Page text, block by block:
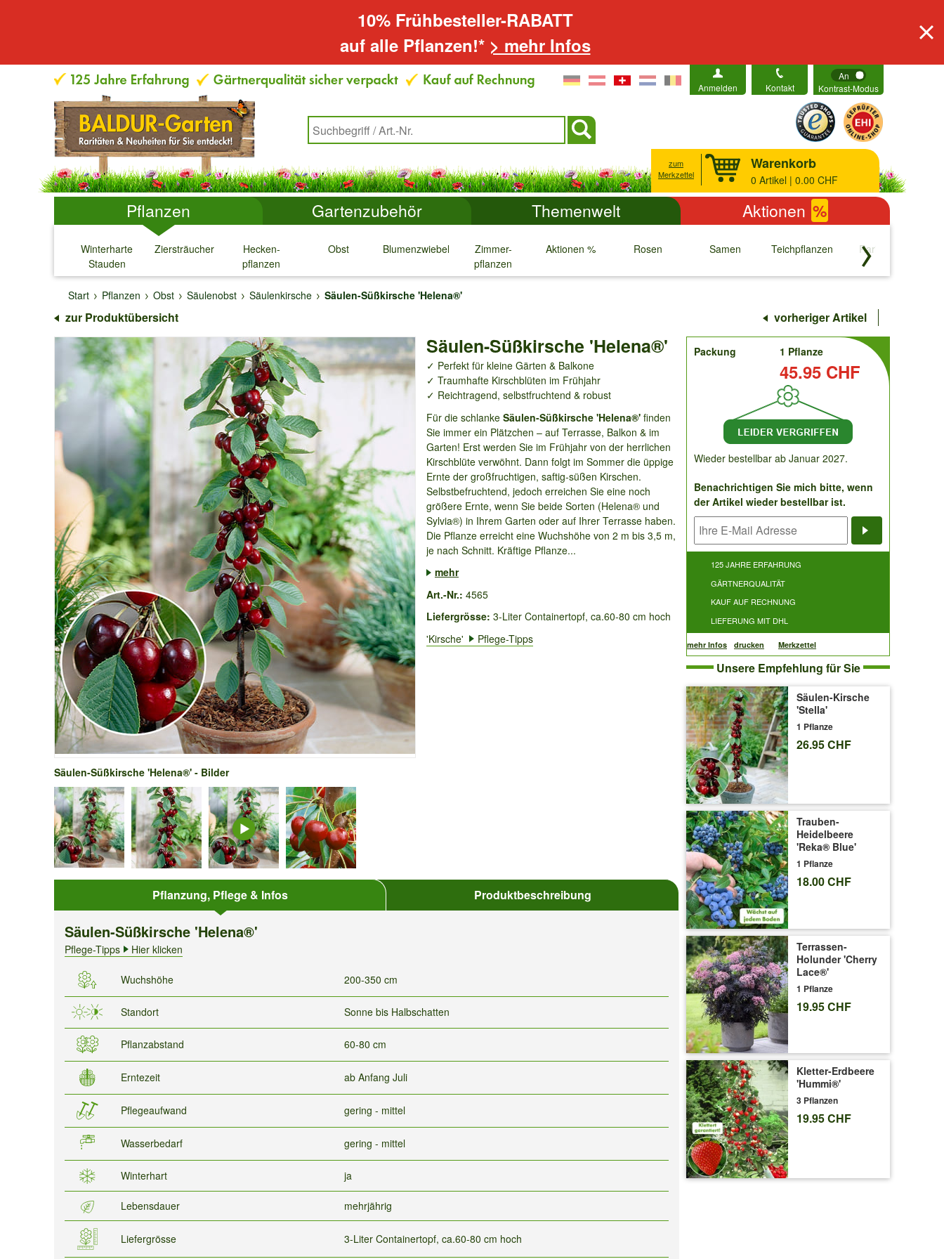
10% Frühbesteller-RABATT
auf alle Pflanzen!* > mehr Infos
Anmelden Kontakt
An
Kontrast-Modus
zum
Merkzettel
Warenkorb
0 Artikel | 0.00 CHF
Pflanzen Gartenzubehör Themenwelt Aktionen %
Winterharte
Stauden
↓
Ziersträucher
↓
Hecken-
pflanzen
↓
Obst
↓
Blumenzwiebeln
↓
Zimmer-
pflanzen
↓
Aktionen %
↓
Rosen
↓
Samen
↓
Teichpflanzen
↓
Raritäten
↓
Start
Pflanzen Obst Säulenobst Säulenkirsche Säulen-Süßkirsche 'Helena®'
zur Produktübersicht vorheriger Artikel
Säulen-Süßkirsche 'Helena®'
✓ Perfekt für kleine Gärten & Balkone
✓ Traumhafte Kirschblüten im Frühjahr
✓ Reichtragend, selbstfruchtend & robust
Für die schlanke Säulen-Süßkirsche 'Helena®'finden
Sie immer ein Plätzchen – auf Terrasse, Balkon & im
Garten! Erst werden Sie im Frühjahr von der herrlichen
Kirschblüte verwöhnt. Dann folgt im Sommer die üppige
Ernte der großfruchtigen, saftig-süßen Kirschen.
Selbstbefruchtend, jedoch erreichen Sie eine noch
größere Ernte, wenn Sie beide Sorten (Helena® und
Sylvia®) in Ihrem Garten oder auf Ihrer Terrasse haben.
Die Pflanze erreicht eine Wuchshöhe von 2 m bis 3,5 m,
je nach Schnitt. Kräftige Pflanze...
mehr
Art.-Nr.: 4565
Liefergrösse: 3-Liter Containertopf, ca.60-80 cm hoch
'Kirsche'
Pflege-Tipps
Säulen-Süßkirsche 'Helena®' - Bilder
Pflanzung, Pflege & Infos Produktbeschreibung
Säulen-Süßkirsche 'Helena®'
Pflege-Tipps Hier klicken
Wuchshöhe 200-350 cm
Standort Sonne bis Halbschatten
Pflanzabstand 60-80 cm
Erntezeit ab Anfang Juli
Pflegeaufwand gering - mittel
Wasserbedarf gering - mittel
Winterhart ja
Lebensdauer mehrjährig
Liefergrösse 3-Liter Containertopf, ca.60-80 cm hoch
order
Packung
1 Pflanze
45.95 CHF
Wieder bestellbar ab Januar 2027.
Benachrichtigen Sie mich bitte, wenn
der Artikel wieder bestellbar ist.
125 JAHRE ERFAHRUNG
GÄRTNERQUALITÄT
KAUF AUF RECHNUNG
LIEFERUNG MIT DHL
mehr Infos drucken Merkzettel
Unsere Empfehlung für Sie
Säulen-Kirsche
'Stella'
1 Pflanze
26.95 CHF
Trauben-
Heidelbeere
'Reka® Blue'
1 Pflanze
18.00 CHF
Terrassen-
Holunder 'Cherry
Lace®'
1 Pflanze
19.95 CHF
Kletter-Erdbeere
'Hummi®'
3 Pflanzen
19.95 CHF